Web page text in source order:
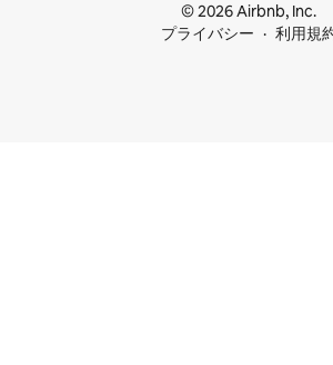
© 2026 Airbnb, Inc.
プライバシー
利用規